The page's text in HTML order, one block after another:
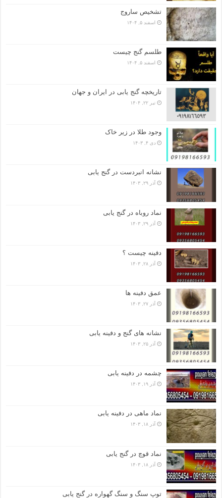
تشخیص ساروج
اسفند ۵, ۱۴۰۴
طلسم گنج چیست
اسفند ۵, ۱۴۰۴
تاریخچه گنج‌ یابی در ایران و جهان
تیر ۲۲, ۱۴۰۴
وجود طلا در زیر خاک
دی ۴, ۱۴۰۳
نشانه انبردست در گنج یابی
آذر ۲۹, ۱۴۰۳
نماد روباه در گنج یابی
آذر ۲۹, ۱۴۰۳
دفینه چیست ؟
آذر ۲۸, ۱۴۰۳
عمق دفینه ها
آذر ۲۷, ۱۴۰۳
نشانه های گنج و دفینه یابی
آذر ۲۵, ۱۴۰۳
چشمه در دفینه یابی
آذر ۱۹, ۱۴۰۳
نماد ماهی در دفینه یابی
آذر ۱۸, ۱۴۰۳
نماد قوچ در گنج یابی
آذر ۱۸, ۱۴۰۳
توپ سنگ و سنگ گهواره در گنج یابی